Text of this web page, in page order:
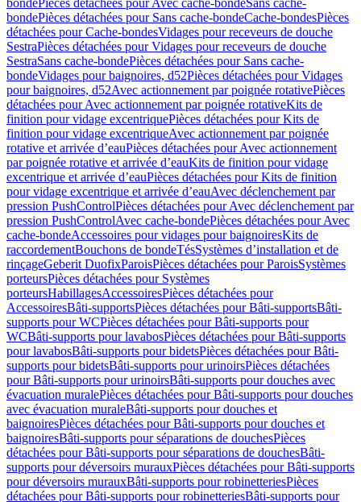
bondePièces détachées pour Avec cache-bondeSans cache-
bondePièces détachées pour Sans cache-bondeCache-bondesPièces
détachées pour Cache-bondesVidages pour receveurs de douche
SestraPièces détachées pour Vidages pour receveurs de douche
SestraSans cache-bondePièces détachées pour Sans cache-
bondeVidages pour baignoires, d52Pièces détachées pour Vidages
pour baignoires, d52Avec actionnement par poignée rotativePièces
détachées pour Avec actionnement par poignée rotativeKits de
finition pour vidage excentriquePièces détachées pour Kits de
finition pour vidage excentriqueAvec actionnement par poignée
rotative et arrivée d’eauPièces détachées pour Avec actionnement
par poignée rotative et arrivée d’eauKits de finition pour vidage
excentrique et arrivée d’eauPièces détachées pour Kits de finition
pour vidage excentrique et arrivée d’eauAvec déclenchement par
pression PushControlPièces détachées pour Avec déclenchement par
pression PushControlAvec cache-bondePièces détachées pour Avec
cache-bondeAccessoires pour vidages pour baignoiresKits de
raccordementBouchons de bondeTésSystèmes d’installation et de
rinçageGeberit DuofixParoisPièces détachées pour ParoisSystèmes
porteursPièces détachées pour Systèmes
porteursHabillagesAccessoiresPièces détachées pour
AccessoiresBâti-supportsPièces détachées pour Bâti-supportsBâti-
supports pour WCPièces détachées pour Bâti-supports pour
WCBâti-supports pour lavabosPièces détachées pour Bâti-supports
pour lavabosBâti-supports pour bidetsPièces détachées pour Bâti-
supports pour bidetsBâti-supports pour urinoirsPièces détachées
pour Bâti-supports pour urinoirsBâti-supports pour douches avec
évacuation muralePièces détachées pour Bâti-supports pour douches
avec évacuation muraleBâti-supports pour douches et
baignoiresPièces détachées pour Bâti-supports pour douches et
baignoiresBâti-supports pour séparations de douchesPièces
détachées pour Bâti-supports pour séparations de douchesBâti-
supports pour déversoirs murauxPièces détachées pour Bâti-supports
pour déversoirs murauxBâti-supports pour robinetteriesPièces
détachées pour Bâti-supports pour robinetteriesBâti-supports pour